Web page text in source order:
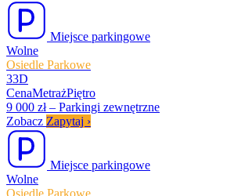
Miejsce parkingowe
Wolne
Osiedle Parkowe
33D
CenaMetrażPiętro
9 000 zł – Parkingi zewnętrzne
Zobacz Zapytaj ›
Miejsce parkingowe
Wolne
Osiedle Parkowe